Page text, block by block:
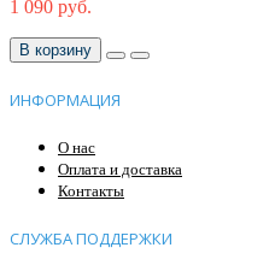
1 090 руб.
В корзину
ИНФОРМАЦИЯ
О нас
Оплата и доставка
Контакты
СЛУЖБА ПОДДЕРЖКИ